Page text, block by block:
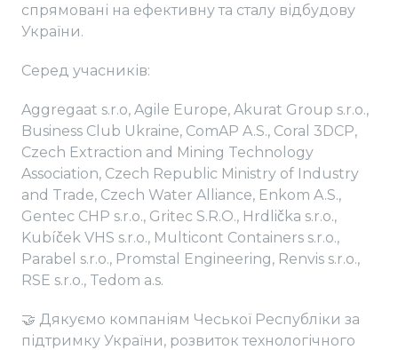
спрямовані на ефективну та сталу відбудову
України.
Серед учасників:
Aggregaat s.r.o, Agile Europe, Akurat Group s.r.o.,
Business Club Ukraine, ComAP A.S., Coral 3DCP,
Czech Extraction and Mining Technology
Association, Czech Republic Ministry of Industry
and Trade, Czech Water Alliance, Enkom A.S.,
Gentec CHP s.r.o., Gritec S.R.O., Hrdlička s.r.o.,
Kubíček VHS s.r.o., Multicont Containers s.r.o.,
Parabel s.r.o., Promstal Engineering, Renvis s.r.o.,
RSE s.r.o., Tedom a.s.
🤝 Дякуємо компаніям Чеської Республіки за
підтримку України, розвиток технологічного